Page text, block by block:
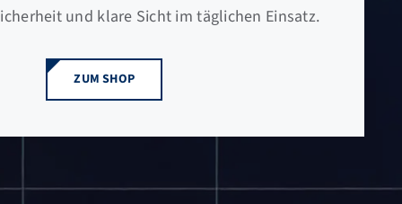
und klare Sicht im täglichen Einsatz.
ZUM SHOP